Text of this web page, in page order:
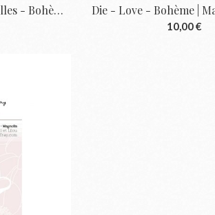
Die - Méli Mélo De Feuilles - Bohème |...
10,00 €